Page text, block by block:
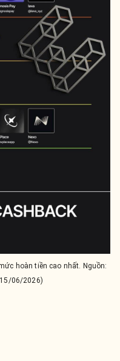
hoàn tiền cao nhất. Nguồn:
06/2026)